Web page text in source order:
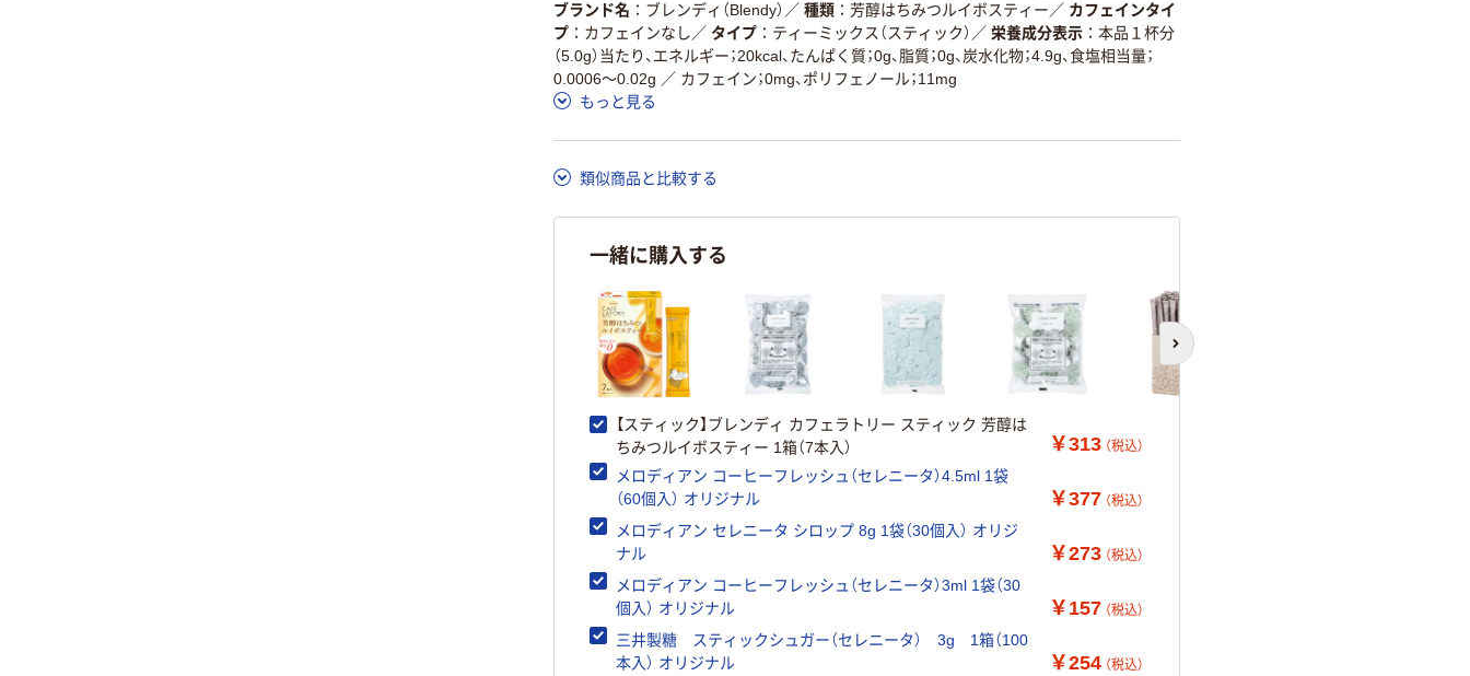
この商品の環境配慮ポイントです。詳しくはページ下部の商品詳細「アスクル商品環境スコ
ア詳細／加点項目
」で確認できます。
ブランド名 ブレンディ（Blendy） ／ 種類 芳醇はちみつルイボスティー ／ カフェインタイ
プ
カフェインなし ／ タイプ ティーミックス（スティック） ／ 栄養成分表示
本品１杯分
（5.0g）当たり、エネルギー；20kcal、たんぱく質；0g、脂質；0g、炭水化物；4.9g、食塩相当量；
0.0006～0.02g ／ カフェイン；0mg、ポリフェノール；11mg
もっと見る
類似商品と比較する
一緒に購入する
次のスライドへ
【スティック】ブレンディ カフェラトリー スティック 芳醇は
ちみつルイボスティー 1箱（7本入）
￥313 （税込）
メロディアン コーヒーフレッシュ（セレニータ）4.5ml 1袋
（60個入） オリジナル
￥377 （税込）
メロディアン セレニータ シロップ 8g 1袋（30個入） オリジ
ナル
￥273 （税込）
メロディアン コーヒーフレッシュ（セレニータ）3ml 1袋（30
個入） オリジナル
￥157 （税込）
三井製糖 スティックシュガー（セレニータ） 3g 1箱（100
本入） オリジナル
￥254 （税込）